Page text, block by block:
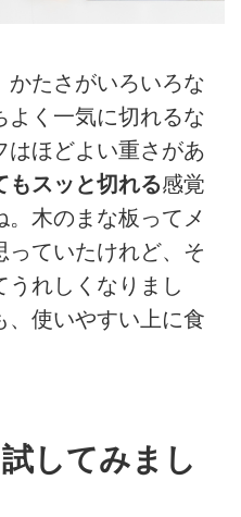
かたさがいろいろな
よく一気に切れるな
はほどよい重さがあ
もスッと切れる感覚
木のまな板ってメ
っていたけれど、そ
れしくなりまし
、使いやすい上に食
してみまし